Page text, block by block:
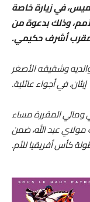
في زيارة خاصة
وذلك بدعوة من
أشرف حكيمي.
وشقيقه الأصغر
إيثان، في أجواء عائلية.
ومالي المقررة مساء
مولاي عبد الله، ضمن
كأس أفريقيا للأم.